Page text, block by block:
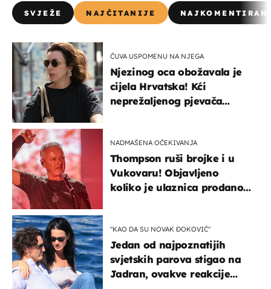
SVJEŽE NAJČITANIJE
ČUVA USPOMENU NA NJEGA
Njezinog oca obožavala je
cijela Hrvatska! Kći
neprežaljenog pjevača
NADMAŠENA OČEKIVANJA
Thompson ruši brojke i u
Vukovaru! Objavljeno
koliko je ulaznica prodano
"KAO DA SU NOVAK ĐOKOVIĆ"
Jedan od najpoznatijih
svjetskih parova stigao na
Jadran, ovakve reakcije